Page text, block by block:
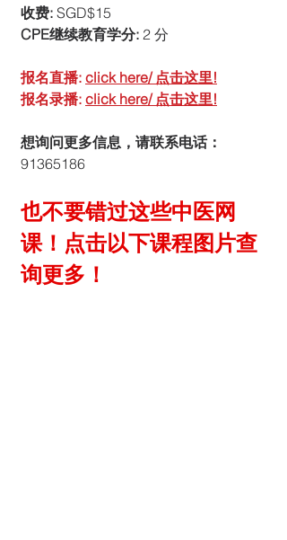
收费: SGD$15
CPE继续教育学分: 2 分
报名直播: click here/ 点击这里!
报名录播: click here/ 点击这里!
想询问更多信息，请联系电话：
91365186
也不要错过这些中医网
课！点击以下课程图片查
询更多！